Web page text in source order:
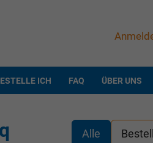
ICH FAQ ÜBER UNS
Alle